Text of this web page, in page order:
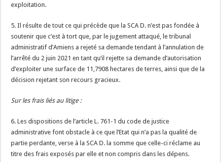
exploitation.
5. Il résulte de tout ce qui précède que la SCA D. n’est pas fondée à
soutenir que c’est à tort que, par le jugement attaqué, le tribunal
administratif d’Amiens a rejeté sa demande tendant à l’annulation de
l’arrêté du 2 juin 2021 en tant qu’il rejette sa demande d’autorisation
d’exploiter une surface de 11,7908 hectares de terres, ainsi que de la
décision rejetant son recours gracieux.
Sur les frais liés au litige :
6. Les dispositions de l’article L. 761-1 du code de justice
administrative font obstacle à ce que l’Etat qui n’a pas la qualité de
partie perdante, verse à la SCA D. la somme que celle-ci réclame au
titre des frais exposés par elle et non compris dans les dépens.